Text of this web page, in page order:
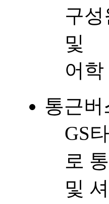
구
및
어
통근
GS
로
및